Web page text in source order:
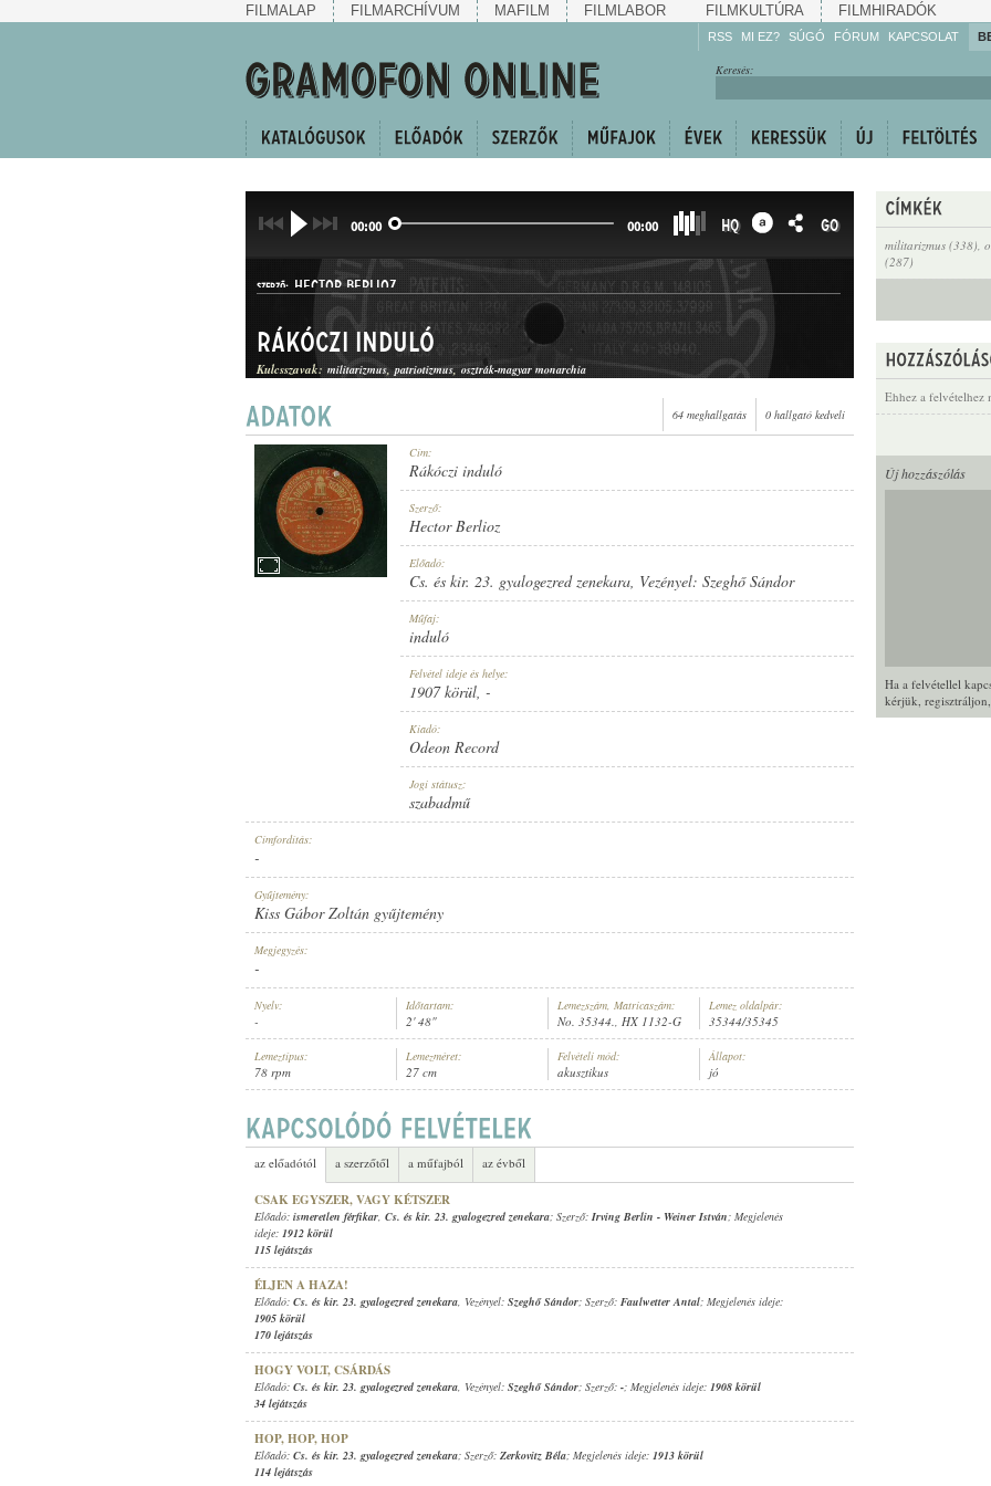
FILMALAP FILMARCHÍVUM MAFILM FILMLABOR FILMKULTÚRA FILMHIRADÓK
RSS MI EZ? SÚGÓ
Gyarapítsa!
FÓRUM KAPCSOLAT
Keresés:
militarizmus (338),
(287)
Ehhez a felvételhez
Új hozzászólás
Ha a felvétellel
kérjük, regisztráljon
00:00 00:00 HQ GO
CS. ÉS KIR. 23. GYALOGEZRED ZENEKARA
SZERZŐ: HECTOR BERLIOZ
INDULÓ
LEMEZSZÁM:
Rákóczi induló
Kulcsszavak: militarizmus patriotizmus osztrák-magyar monarchia
64 meghallgatás 0 hallgató kedveli
Cím:
Rákóczi induló
Szerző:
Hector Berlioz
Előadó:
Cs. és kir. 23. gyalogezred zenekara, Vezényel: Szeghő Sándor
Műfaj:
induló
Felvétel ideje és helye:
1907 körül, -
Kiadó:
Odeon Record
Jogi státusz:
szabadmű
Címfordítás:
-
Gyűjtemény:
Kiss Gábor Zoltán gyűjtemény
Megjegyzés:
-
Nyelv:
-
Időtartam:
2' 48"
Lemezszám, Matricaszám:
No. 35344., HX 1132-G
Lemez oldalpár:
35344/35345
Lemeztípus:
78 rpm
Lemezméret:
27 cm
Felvételi mód:
akusztikus
Állapot:
jó
az előadótól a szerzőtől a műfajból az évből
CSAK EGYSZER, VAGY KÉTSZER
Előadó: ismeretlen férfikar, Cs. és kir. 23. gyalogezred zenekara; Szerző: Irving Berlin - Weiner István; Megjelenés
ideje: 1912 körül
115 lejátszás
ÉLJEN A HAZA!
Előadó: Cs. és kir. 23. gyalogezred zenekara, Vezényel: Szeghő Sándor; Szerző: Faulwetter Antal; Megjelenés ideje:
1905 körül
170 lejátszás
HOGY VOLT, CSÁRDÁS
Előadó: Cs. és kir. 23. gyalogezred zenekara, Vezényel: Szeghő Sándor; Szerző: -; Megjelenés ideje: 1908 körül
34 lejátszás
HOP, HOP, HOP
Előadó: Cs. és kir. 23. gyalogezred zenekara; Szerző: Zerkovitz Béla; Megjelenés ideje: 1913 körül
114 lejátszás